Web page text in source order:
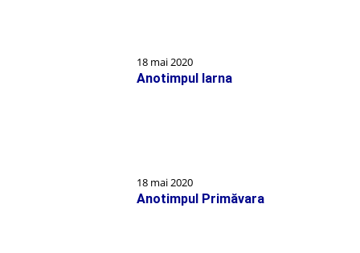
18 mai 2020
Anotimpul Iarna
18 mai 2020
Anotimpul Primăvara